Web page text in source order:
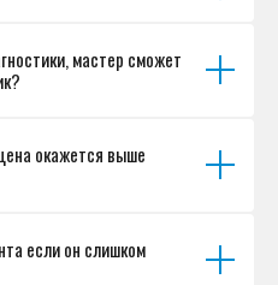
мастер сможет
окажется выше
если он слишком